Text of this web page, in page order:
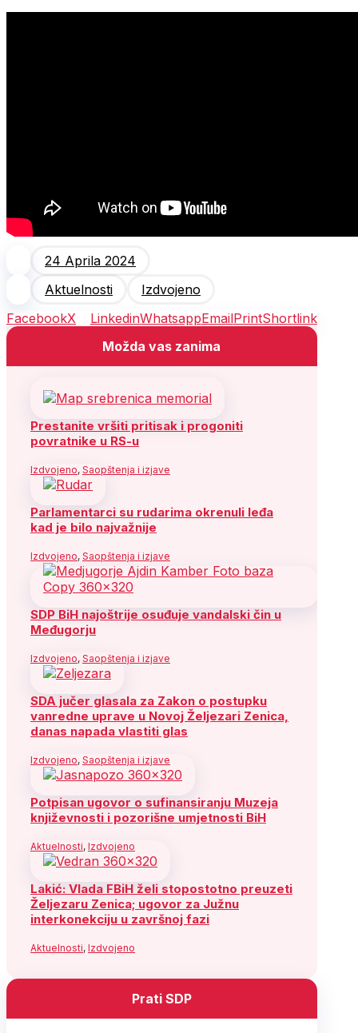
24 Aprila 2024
Aktuelnosti
Izdvojeno
FacebookX LinkedinWhatsappEmailPrintShortlink
Možda vas zanima
Prestanite vršiti pritisak i progoniti
povratnike u RS-u
Izdvojeno, Saopštenja i izjave
Parlamentarci su rudarima okrenuli leđa
kad je bilo najvažnije
Izdvojeno, Saopštenja i izjave
SDP BiH najoštrije osuđuje vandalski čin u
Međugorju
Izdvojeno, Saopštenja i izjave
SDA jučer glasala za Zakon o postupku
vanredne uprave u Novoj Željezari Zenica,
danas napada vlastiti glas
Izdvojeno, Saopštenja i izjave
Potpisan ugovor o sufinansiranju Muzeja
književnosti i pozorišne umjetnosti BiH
Aktuelnosti, Izdvojeno
Lakić: Vlada FBiH želi stopostotno preuzeti
Željezaru Zenica; ugovor za Južnu
interkonekciju u završnoj fazi
Aktuelnosti, Izdvojeno
Prati SDP